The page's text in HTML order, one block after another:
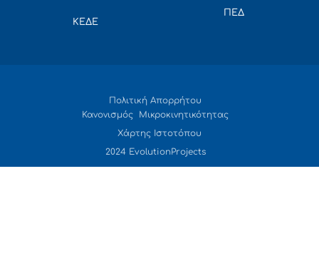
ΚΕΔΕ
ΠΕΔ
Πολιτική Απορρήτου
Κανονισμός Μικροκινητικότητας
Χάρτης Ιστοτόπου
2024 EvolutionProjects